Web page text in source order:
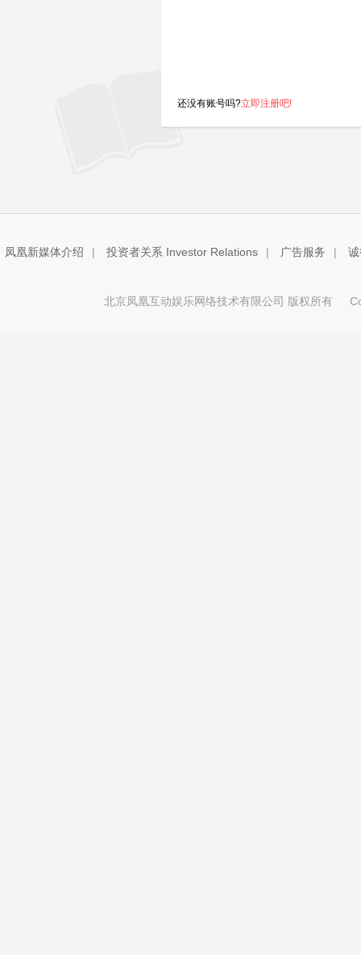
还没有账号吗?立即注册吧!
凤凰新媒体介绍 | 投资者关系 Investor Relations | 广告服务 |
北京凤凰互动娱乐网络技术有限公司 版权所有